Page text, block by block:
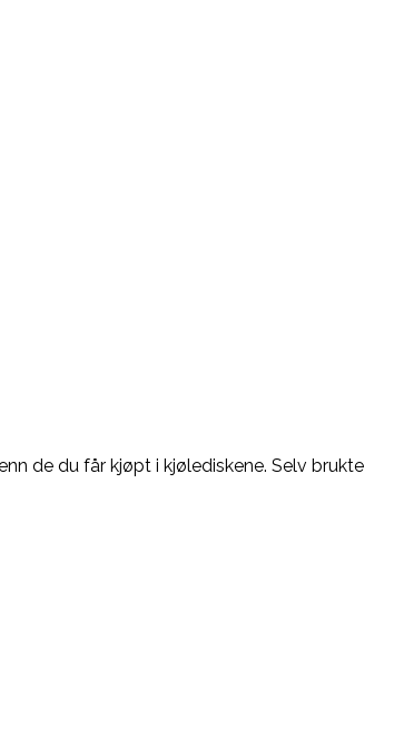
de du får kjøpt i kjølediskene. Selv brukte